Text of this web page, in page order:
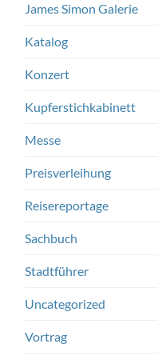
James Simon Galerie
Katalog
Konzert
Kupferstichkabinett
Messe
Preisverleihung
Reisereportage
Sachbuch
Stadtführer
Uncategorized
Vortrag